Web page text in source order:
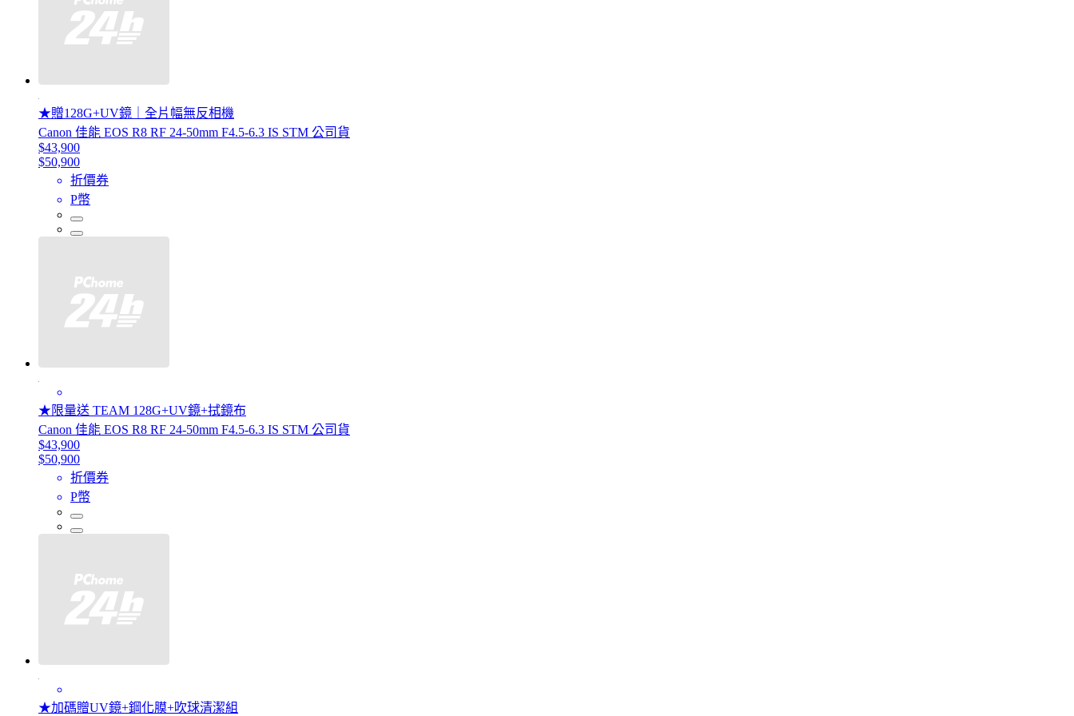
★贈128G+UV鏡｜全片幅無反相機
Canon 佳能 EOS R8 RF 24-50mm F4.5-6.3 IS STM 公司貨
$43,900
$50,900
折價券
P幣
★限量送 TEAM 128G+UV鏡+拭鏡布
Canon 佳能 EOS R8 RF 24-50mm F4.5-6.3 IS STM 公司貨
$43,900
$50,900
折價券
P幣
★加碼贈UV鏡+鋼化膜+吹球清潔組